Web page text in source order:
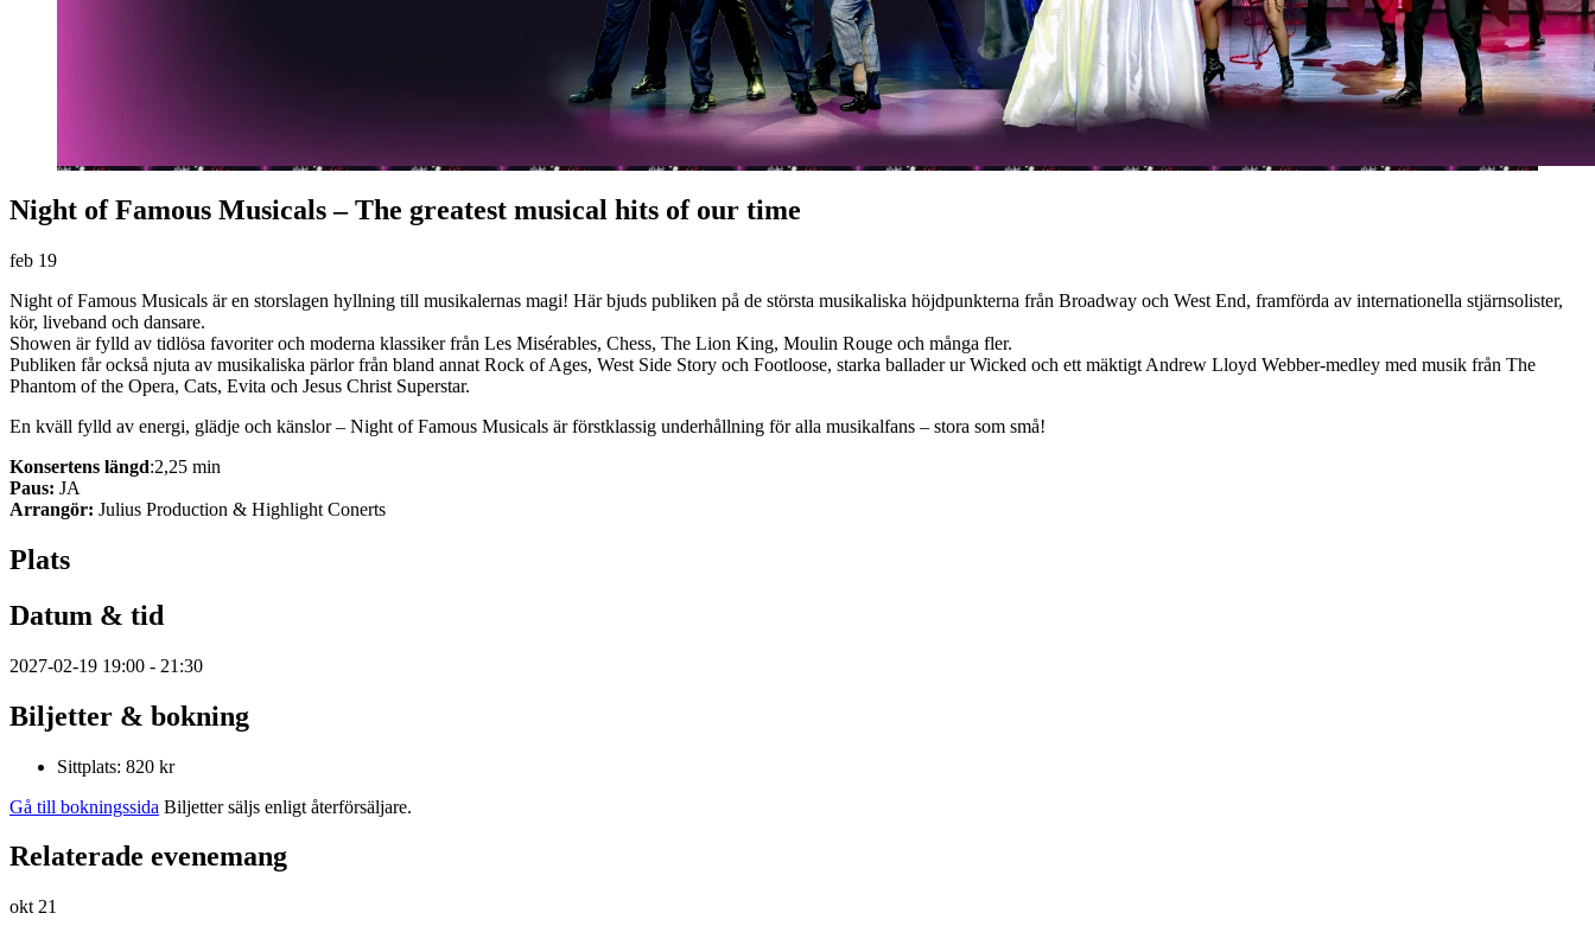
Night of Famous Musicals – The greatest musical hits of our time
feb 19
Night of Famous Musicals är en storslagen hyllning till musikalernas magi! Här bjuds publiken på de största musikaliska höjdpunkterna från Broadway och West End, framförda av internationella stjärnsolister,
kör, liveband och dansare.
Showen är fylld av tidlösa favoriter och moderna klassiker från Les Misérables, Chess, The Lion King, Moulin Rouge och många fler.
Publiken får också njuta av musikaliska pärlor från bland annat Rock of Ages, West Side Story och Footloose, starka ballader ur Wicked och ett mäktigt Andrew Lloyd Webber-medley med musik från The
Phantom of the Opera, Cats, Evita och Jesus Christ Superstar.
En kväll fylld av energi, glädje och känslor – Night of Famous Musicals är förstklassig underhållning för alla musikalfans – stora som små!
Konsertens längd:2,25 min
Paus: JA
Arrangör: Julius Production & Highlight Conerts
Plats
Datum & tid
2027-02-19 19:00 - 21:30
Biljetter & bokning
Sittplats: 820 kr
Gå till bokningssida Biljetter säljs enligt återförsäljare.
Relaterade evenemang
okt 21